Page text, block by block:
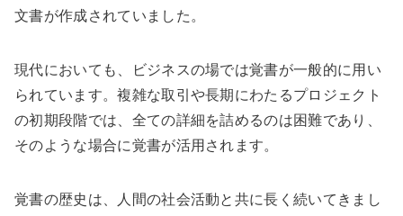
文書が作成されていました。
現代においても、ビジネスの場では覚書が一般的に用い
られています。複雑な取引や長期にわたるプロジェクト
の初期段階では、全ての詳細を詰めるのは困難であり、
そのような場合に覚書が活用されます。
覚書の歴史は、人間の社会活動と共に長く続いてきまし